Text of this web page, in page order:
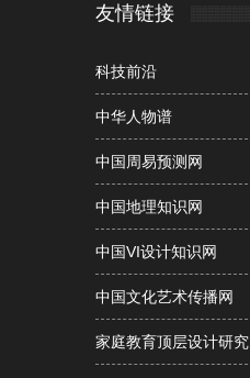
友情链接
科技前沿
中华人物谱
中国周易预测网
中国地理知识网
中国VI设计知识网
中国文化艺术传播网
家庭教育顶层设计研究